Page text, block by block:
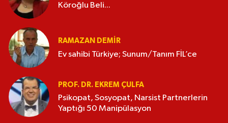
Köroğlu Beli...
RAMAZAN DEMİR
Ev sahibi Türkiye; Sunum/Tanım FİL’ce
PROF. DR. EKREM ÇULFA
Psikopat, Sosyopat, Narsist Partnerlerin
Yaptığı 50 Manipülasyon